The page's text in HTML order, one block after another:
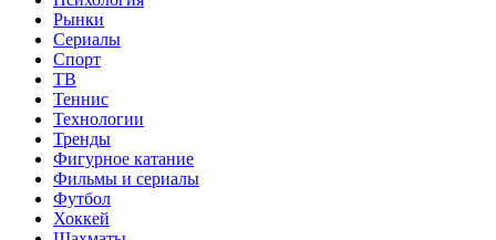
Рынки
Сериалы
Спорт
ТВ
Теннис
Технологии
Тренды
Фигурное катание
Фильмы и сериалы
Футбол
Хоккей